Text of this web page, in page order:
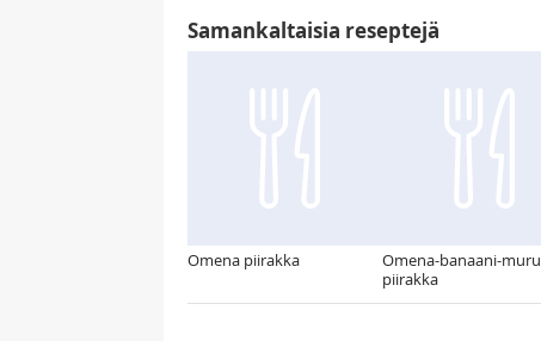
Samankaltaisia reseptejä
Omena piirakka
Omena-banaani-muru
piirakka